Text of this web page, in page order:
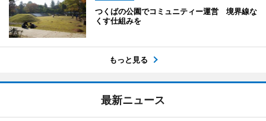
つくばの公園でコミュニティー運営 境界線な
くす仕組みを
もっと見る
最新ニュース